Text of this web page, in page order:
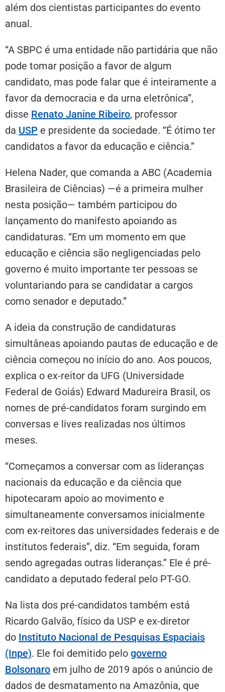
além dos cientistas participantes do evento
anual.
“A SBPC é uma entidade não partidária que não
pode tomar posição a favor de algum
candidato, mas pode falar que é inteiramente a
favor da democracia e da urna eletrônica”,
disse Renato Janine Ribeiro, professor
da USP e presidente da sociedade. “É ótimo ter
candidatos a favor da educação e ciência.”
Helena Nader, que comanda a ABC (Academia
Brasileira de Ciências) —é a primeira mulher
nesta posição— também participou do
lançamento do manifesto apoiando as
candidaturas. “Em um momento em que
educação e ciência são negligenciadas pelo
governo é muito importante ter pessoas se
voluntariando para se candidatar a cargos
como senador e deputado.”
A ideia da construção de candidaturas
simultâneas apoiando pautas de educação e de
ciência começou no início do ano. Aos poucos,
explica o ex-reitor da UFG (Universidade
Federal de Goiás) Edward Madureira Brasil, os
nomes de pré-candidatos foram surgindo em
conversas e lives realizadas nos últimos
meses.
“Começamos a conversar com as lideranças
nacionais da educação e da ciência que
hipotecaram apoio ao movimento e
simultaneamente conversamos inicialmente
com ex-reitores das universidades federais e de
institutos federais”, diz. “Em seguida, foram
sendo agregadas outras lideranças.” Ele é pré-
candidato a deputado federal pelo PT-GO.
Na lista dos pré-candidatos também está
Ricardo Galvão, físico da USP e ex-diretor
do Instituto Nacional de Pesquisas Espaciais
(Inpe). Ele foi demitido pelo governo
Bolsonaro em julho de 2019 após o anúncio de
dados de desmatamento na Amazônia, que